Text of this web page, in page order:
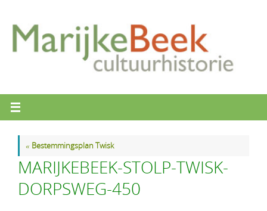
inhoud
« Bestemmingsplan Twisk
MARIJKEBEEK-STOLP-TWISK-
DORPSWEG-450